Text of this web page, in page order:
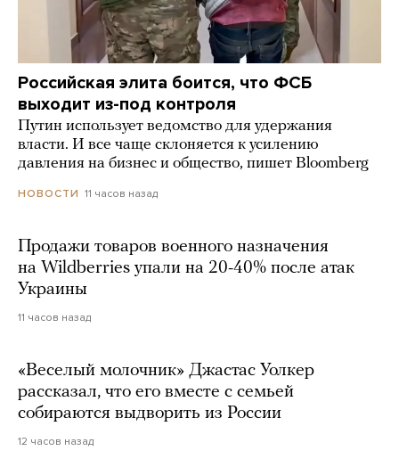
Российская элита боится, что ФСБ
выходит из-под контроля
Путин использует ведомство для удержания
власти. И все чаще склоняется к усилению
давления на бизнес и общество, пишет Bloomberg
НОВОСТИ 11 часов назад
Продажи товаров военного назначения
на Wildberries упали на 20-40% после атак
Украины
11 часов назад
«Веселый молочник» Джастас Уолкер
рассказал, что его вместе с семьей
собираются выдворить из России
12 часов назад